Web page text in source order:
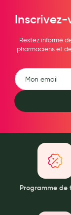
Restez informé
pharmaciens et
Programme de